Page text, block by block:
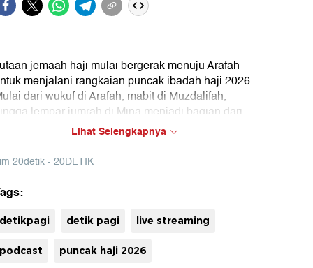
jemaah haji mulai bergerak menuju Arafah
menjalani rangkaian puncak ibadah haji 2026.
dari wukuf di Arafah, mabit di Muzdalifah,
lempar jumrah di Mina menjadi bagian dari
rangkaian Armuzna yang dijalani para jemaah,
Seperti apa kondisi dan suasana jemaah Indonesia
Tanah Suci? Simak laporan selengkapnya hanya
Lihat Selengkapnya
20detik - 20DETIK
detikpagi detik pagi live streaming
podcast puncak haji 2026